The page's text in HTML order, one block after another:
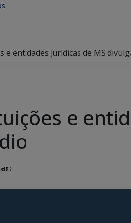
e entidades jurídicas de MS
e